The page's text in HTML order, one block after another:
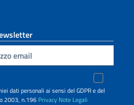
dati personali ai sensi del GDPR e del
2003, n.196 Privacy Note Legali